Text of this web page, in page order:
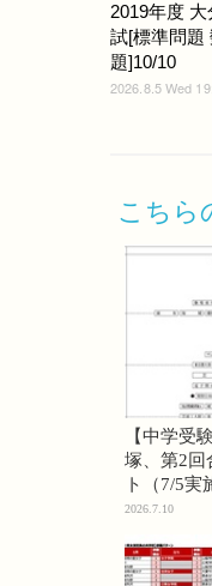
2019年度
試[標準問題
題]10/10
2026.8.5 Wed
こちら
【中学受
塚、第2回
ト（7/5
74・桜蔭
2026.7.10